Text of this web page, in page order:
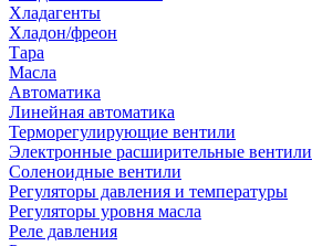
Хладагенты
Хладон/фреон
Тара
Масла
Автоматика
Линейная автоматика
Терморегулирующие вентили
Электронные расширительные вентили
Соленоидные вентили
Регуляторы давления и температуры
Регуляторы уровня масла
Реле давления